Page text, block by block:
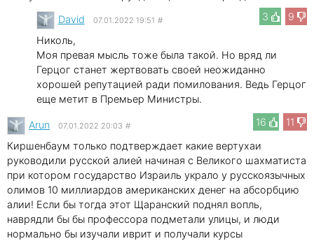
3
9
David 07.01.2022 19:51 #
Николь,
Моя превая мысль тоже была такой. Но вряд ли
Герцог станет жертвовать своей неожиданно
хорошей репутацией ради помилования. Ведь Герцог
еще метит в Премьер Министры.
16
11
Arun 07.01.2022 20:03 #
Киршенбаум только подтверждает какие вертухаи
руководили русской алией начиная с Великого шахматиста
при котором государство Израиль украло у русскоязычных
олимов 10 миллиардов американских денег на абсорбцию
алии! Если бы тогда этот Щаранский поднял вопль,
наврядли бы бы профессора подметали улицы, и люди
нормально бы изучали иврит и получали курсы